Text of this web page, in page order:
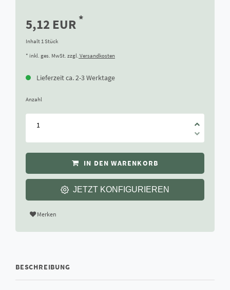
5,12 EUR *
Inhalt 1 Stück
* inkl. ges. MwSt. zzgl. Versandkosten
Lieferzeit ca. 2-3 Werktage
Anzahl
IN DEN WARENKORB
JETZT KONFIGURIEREN
Merken
BESCHREIBUNG